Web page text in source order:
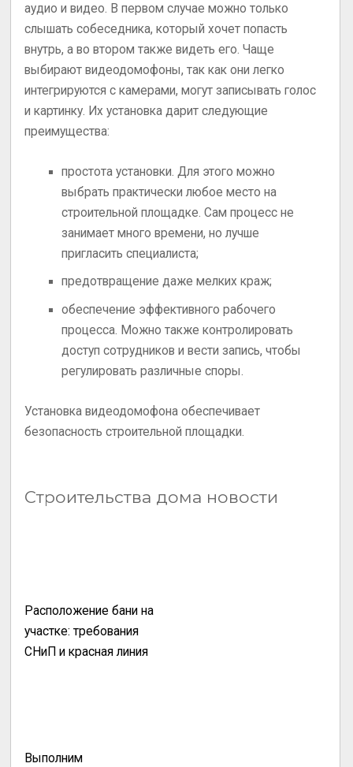
аудио и видео. В первом случае можно только
слышать собеседника, который хочет попасть
внутрь, а во втором также видеть его. Чаще
выбирают видеодомофоны, так как они легко
интегрируются с камерами, могут записывать голос
и картинку. Их установка дарит следующие
преимущества:
простота установки. Для этого можно
выбрать практически любое место на
строительной площадке. Сам процесс не
занимает много времени, но лучше
пригласить специалиста;
предотвращение даже мелких краж;
обеспечение эффективного рабочего
процесса. Можно также контролировать
доступ сотрудников и вести запись, чтобы
регулировать различные споры.
Установка видеодомофона обеспечивает
безопасность строительной площадки.
Строительства дома новости
Расположение бани на
участке: требования
СНиП и красная линия
Выполним